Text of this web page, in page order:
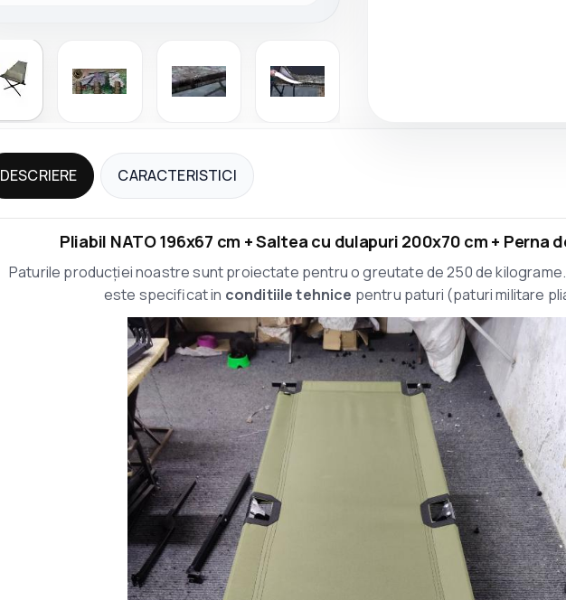
DESCRIERE CARACTERISTICI
Pliabil NATO 196x67 cm + Saltea cu dulapuri 200x70 cm + Perna
Paturile producției noastre sunt proiectate pentru o greutate de 250 de
este specificat in conditiile tehnice pentru paturi (paturi militare